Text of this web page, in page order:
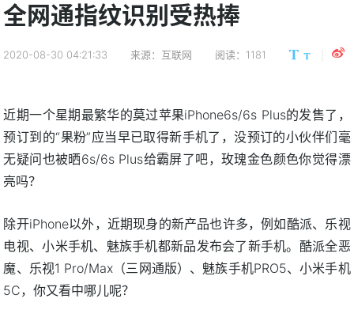
全网通指纹识别受热捧
2020-08-30 04:21:33 来源：互联网 阅读：1181
近期一个星期最繁华的莫过苹果iPhone6s/6s Plus的发售了，
预订到的“果粉”应当早已取得新手机了，没预订的小伙伴们毫
无疑问也被晒6s/6s Plus给霸屏了吧，玫瑰金色颜色你觉得漂
亮吗？
除开iPhone以外，近期现身的新产品也许多，例如酷派、乐视
电视、小米手机、魅族手机都新品发布会了新手机。酷派全恶
魔、乐视1 Pro/Max（三网通版）、魅族手机PRO5、小米手机
5C，你又看中哪儿呢？